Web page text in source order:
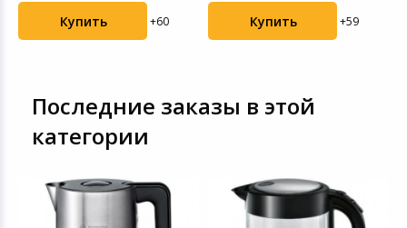
Купить +60 Купить +59
Последние заказы в этой
категории